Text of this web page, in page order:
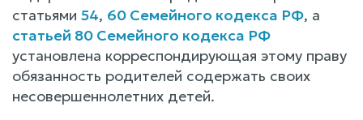
статьями 54, 60 Семейного кодекса РФ, а
статьей 80 Семейного кодекса РФ
установлена корреспондирующая этому праву
обязанность родителей содержать своих
несовершеннолетних детей.